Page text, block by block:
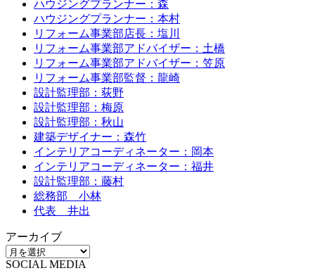
ハウジングプランナー：森
ハウジングプランナー：本村
リフォーム事業部店長：塩川
リフォーム事業部アドバイザー：土橋
リフォーム事業部アドバイザー：笠原
リフォーム事業部監督：龍崎
設計監理部：荻野
設計監理部：梅原
設計監理部：秋山
建築デザイナー：森竹
インテリアコーディネーター：岡本
インテリアコーディネーター：福井
設計監理部：藤村
総務部 小林
代表 井出
アーカイブ
SOCIAL MEDIA